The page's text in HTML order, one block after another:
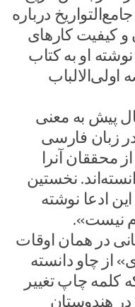
درباره
کیفیت کارهای
او به کتاب
اولی‌الالباب
پیش به معنی
زبان فارسی
آنرا
نخستین
ادعا نوشته
نیست».
در همان اوقات
از چاو دانسته
کلمه چاپ تغییر
هندوستان